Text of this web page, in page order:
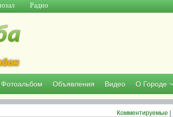
Радио
Фотоальбом Объявления Видео О Городе
Комментируемые